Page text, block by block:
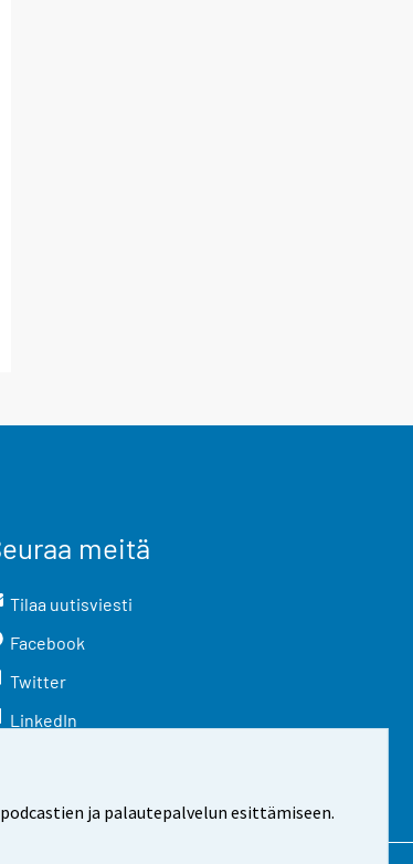
ja palautepalvelun esittämiseen.
meitä
Tilaa uutisviesti
Facebook
Twitter
LinkedIn